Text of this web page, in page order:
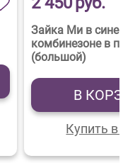
Зайка Ми в синем
комбинезоне в
(большой)
В
Купить в 1